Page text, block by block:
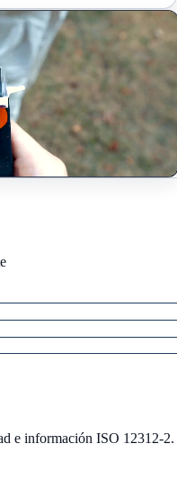
e información ISO 12312-2.